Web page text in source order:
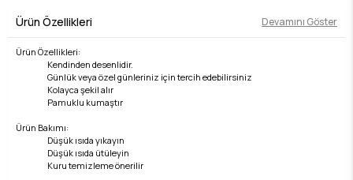
Ürün Özellikleri Devamını Göster
Ürün Özellikleri:
Kendinden desenlidir.
Günlük veya özel günleriniz için tercih edebilirsiniz
Kolayca şekil alır
Pamuklu kumaştır
Ürün Bakımı:
Düşük ısıda yıkayın
Düşük ısıda ütüleyin
Kuru temizleme önerilir